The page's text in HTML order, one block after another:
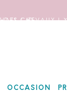
DES CHEVAUX !
! 📦
OCCASION